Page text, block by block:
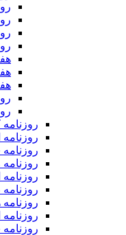
روزنامه
روزنامه
روزنامه
روزنامه